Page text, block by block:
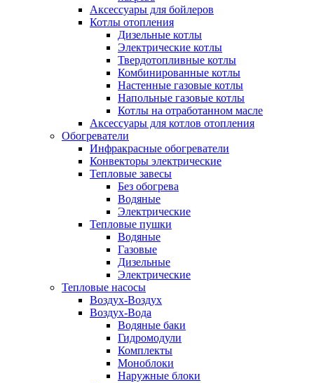
Аксессуары для бойлеров
Котлы отопления
Дизельные котлы
Электрические котлы
Твердотопливные котлы
Комбинированные котлы
Настенные газовые котлы
Напольные газовые котлы
Котлы на отработанном масле
Аксессуары для котлов отопления
Обогреватели
Инфракрасные обогреватели
Конвекторы электрические
Тепловые завесы
Без обогрева
Водяные
Электрические
Тепловые пушки
Водяные
Газовые
Дизельные
Электрические
Тепловые насосы
Воздух-Воздух
Воздух-Вода
Водяные баки
Гидромодули
Комплекты
Моноблоки
Наружные блоки